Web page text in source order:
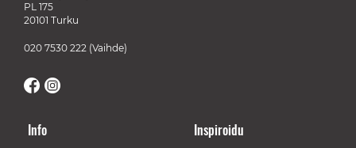
PL 175
20101 Turku
020 7530 222 (Vaihde)
Info Inspiroidu